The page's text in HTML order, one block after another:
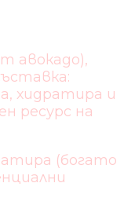
авокадо),
хидратира и
ресурс на
(богато